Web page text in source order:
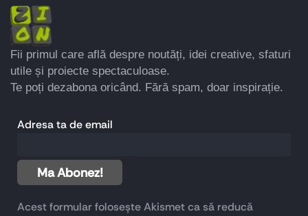
Fii primul care află despre noutăți, idei creative, sfaturi
utile și proiecte spectaculoase.
Te poți dezabona oricând. Fără spam, doar inspirație.
Adresa ta de email
Acest formular folosește Akismet ca să reducă